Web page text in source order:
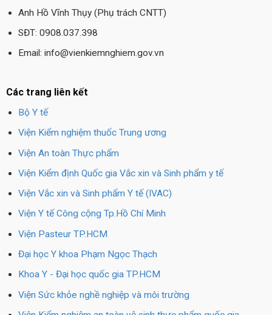
Anh Hồ Vĩnh Thụy (Phụ trách CNTT)
SĐT: 0908.037.398
Email: info@vienkiemnghiem.gov.vn
Các trang liên kết
Bộ Y tế
Viện Kiểm nghiệm thuốc Trung ương
Viện An toàn Thực phẩm
Viện Kiểm định Quốc gia Vắc xin và Sinh phẩm y tế
Viện Vắc xin và Sinh phẩm Y tế (IVAC)
Viện Y tế Công cộng Tp.Hồ Chí Minh
Viện Pasteur TP.HCM
Đại học Y khoa Phạm Ngọc Thạch
Khoa Y - Đại học quốc gia TP.HCM
Viện Sức khỏe nghề nghiệp và môi trường